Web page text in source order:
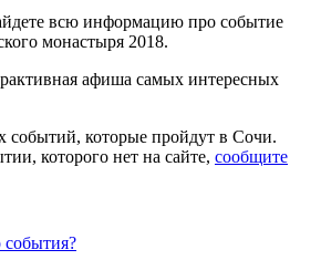
всю информацию про событие
монастыря 2018.
афиша самых интересных
событий, которые пройдут в Сочи.
которого нет на сайте, сообщите
события?